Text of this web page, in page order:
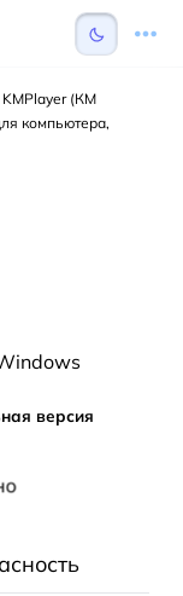
(КМ
компьютера,
версия